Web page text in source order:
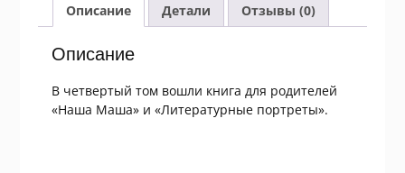
четырех
томах.
Том
Описание Детали Отзывы (0)
Описание
В четвертый том вошли книга для родителей
«Наша Маша» и «Литературные портреты».